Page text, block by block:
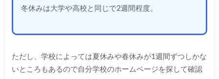
冬休みは大学や高校と同じで2週間程度。
ただし、学校によっては夏休みや春休みが1週間ずつしかな
いところもあるので自分学校のホームページを探して確認